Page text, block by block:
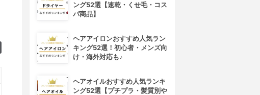
ング52選【速乾・くせ毛・コス
パ商品】
ヘアアイロンおすすめ人気ラン
キング52選！初心者・メンズ向
け・海外対応も♪
ヘアオイルおすすめ人気ランキ
ング52選【プチプラ・髪質別や